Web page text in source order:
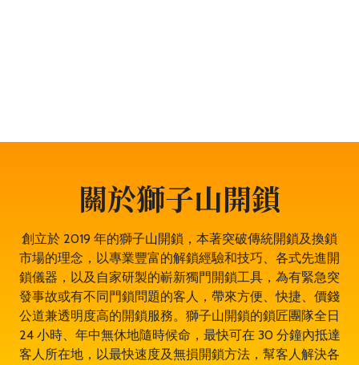
關於獅子山開鎖
創立於 2019 年的獅子山開鎖，本著突破傳統開鎖及換鎖
市場的理念，以專業豐富的解鎖經驗和技巧、各式先進開
鎖儀器，以及自家研製的嶄新獨門開鎖工具，為有緊急突
發事故或有不同門鎖問題的客人，帶來方便、快捷、價錢
公道兼透明度高的開鎖服務。獅子山開鎖的鎖匠團隊全日
24 小時、年中無休地隨時候命，最快可在 30 分鐘內抵達
客人所在地，以最快速度及無損開鎖方法，幫客人解決各